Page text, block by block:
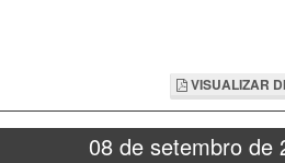
VISUALIZAR
08 de setembro de